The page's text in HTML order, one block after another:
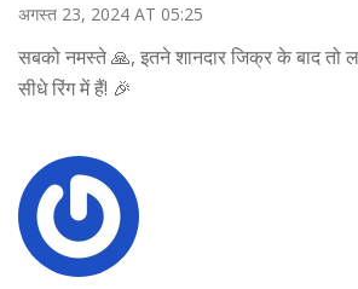
अगस्त 23, 2024 AT 05:25
सबको नमस्ते 🙏, इतने शानदार जिक्र के बाद तो
सीधे रिंग में हैं! 🎉